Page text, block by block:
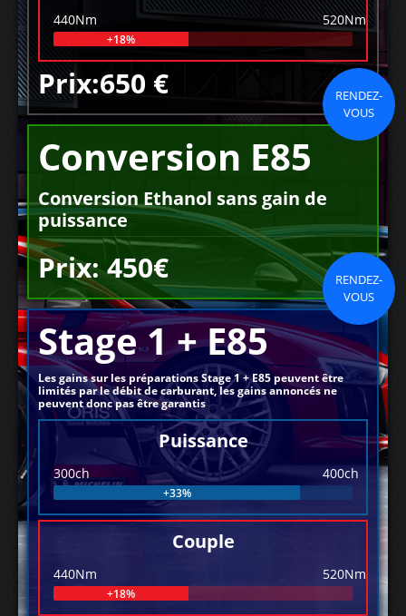
440Nm 520Nm
+18%
Prix:650 €
RENDEZ-
VOUS
Conversion E85
Conversion Ethanol sans gain de
puissance
Prix: 450€
RENDEZ-
VOUS
Stage 1 + E85
Les gains sur les préparations Stage 1 + E85 peuvent être
limités par le débit de carburant, les gains annoncés ne
peuvent donc pas être garantis
Puissance
300ch 400ch
+33%
Couple
440Nm 520Nm
+18%